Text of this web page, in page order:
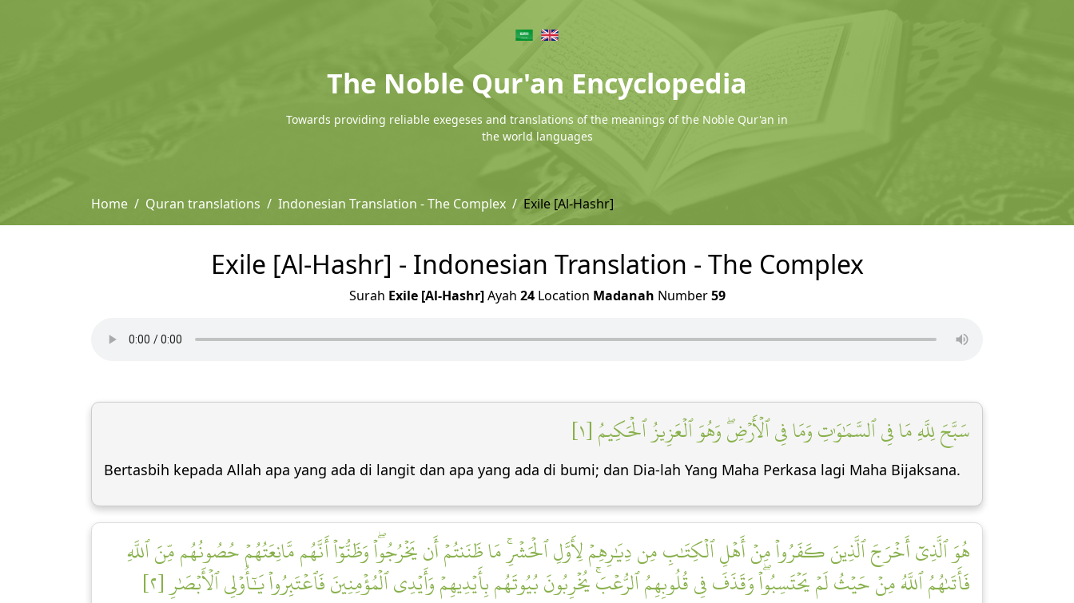
The Noble Qur'an Encyclopedia
Towards providing reliable exegeses and translations of the meanings of the Noble Qur'an in
the world languages
Home Quran translations Indonesian Translation - The Complex Exile [Al-Hashr]
Exile [Al-Hashr] - Indonesian Translation - The Complex
Surah Exile [Al-Hashr]Ayah 24Location Madanah Number59
سَبَّحَ لِلَّهِ مَا فِي ٱلسَّمَٰوَٰتِ وَمَا فِي ٱلۡأَرۡضِۖ وَهُوَ ٱلۡعَزِيزُ ٱلۡحَكِيمُ [١]
Bertasbih kepada Allah apa yang ada di langit dan apa yang ada di bumi; dan Dia-lah Yang Maha Perkasa lagi Maha Bijaksana.
هُوَ ٱلَّذِيٓ أَخۡرَجَ ٱلَّذِينَ كَفَرُواْ مِنۡ أَهۡلِ ٱلۡكِتَٰبِ مِن دِيَٰرِهِمۡ لِأَوَّلِ ٱلۡحَشۡرِۚ مَا ظَنَنتُمۡ أَن يَخۡرُجُواْۖ وَظَنُّوٓاْ أَنَّهُم مَّانِعَتُهُمۡ حُصُونُهُم مِّنَ ٱللَّهِ
فَأَتَىٰهُمُ ٱللَّهُ مِنۡ حَيۡثُ لَمۡ يَحۡتَسِبُواْۖ وَقَذَفَ فِي قُلُوبِهِمُ ٱلرُّعۡبَۚ يُخۡرِبُونَ بُيُوتَهُم بِأَيۡدِيهِمۡ وَأَيۡدِي ٱلۡمُؤۡمِنِينَ فَٱعۡتَبِرُواْ يَٰٓأُوْلِي ٱلۡأَبۡصَٰرِ [٢]